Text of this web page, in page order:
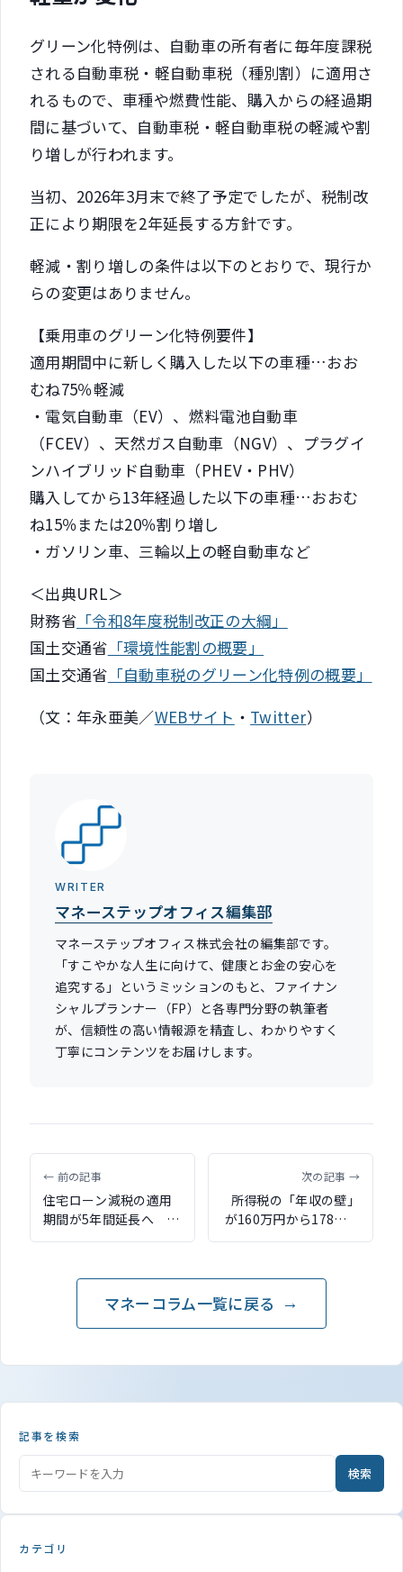
グリーン化特例は、自動車の所有者に毎年度課税
される自動車税・軽自動車税（種別割）に適用さ
れるもので、車種や燃費性能、購入からの経過期
間に基づいて、自動車税・軽自動車税の軽減や割
り増しが行われます。
当初、2026年3月末で終了予定でしたが、税制改
正により期限を2年延長する方針です。
軽減・割り増しの条件は以下のとおりで、現行か
らの変更はありません。
【乗用車のグリーン化特例要件】
適用期間中に新しく購入した以下の車種…おお
むね75％軽減
・電気自動車（EV）、燃料電池自動車
（FCEV）、天然ガス自動車（NGV）、プラグイ
ンハイブリッド自動車（PHEV・PHV）
購入してから13年経過した以下の車種…おおむ
ね15％または20％割り増し
・ガソリン車、三輪以上の軽自動車など
＜出典URL＞
財務省 「令和8年度税制改正の大綱」
国土交通省 「環境性能割の概要」
国土交通省 「自動車税のグリーン化特例の概要」
（文：年永亜美／WEBサイト ・ Twitter）
WRITER
マネーステップオフィス編集部
マネーステップオフィス株式会社の編集部です。
「すこやかな人生に向けて、健康とお金の安心を
追究する」というミッションのもと、ファイナン
シャルプランナー（FP）と各専門分野の執筆者
が、信頼性の高い情報源を精査し、わかりやすく
丁寧にコンテンツをお届けします。
← 前の記事
住宅ローン減税の適用
期間が5年間延長へ 省
エネ要件を満たした既
次の記事 →
所得税の「年収の壁」
が160万円から178万円
に引き上げ 物価に連
組みも創設
マネーコラム一覧に戻る
記事を検索
検索
カテゴリ